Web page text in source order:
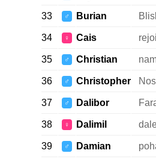
33 ♂ Burian
34 ♀ Cais
35 ♂ Christian
36 ♂ Christopher
37 ♂ Dalibor
38 ♀ Dalimil
39 ♂ Damian